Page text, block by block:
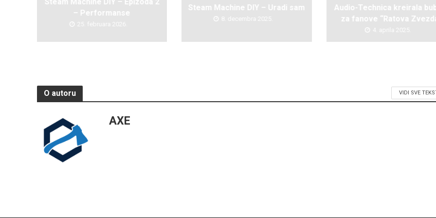
– Performanse
25. februara 2026.
Steam Machine DIY – Uradi sam
8. decembra 2025.
Audio-Technica kreirala
za fanove “Ratova
4. aprila 2025.
O autoru VIDI SVE
AXE